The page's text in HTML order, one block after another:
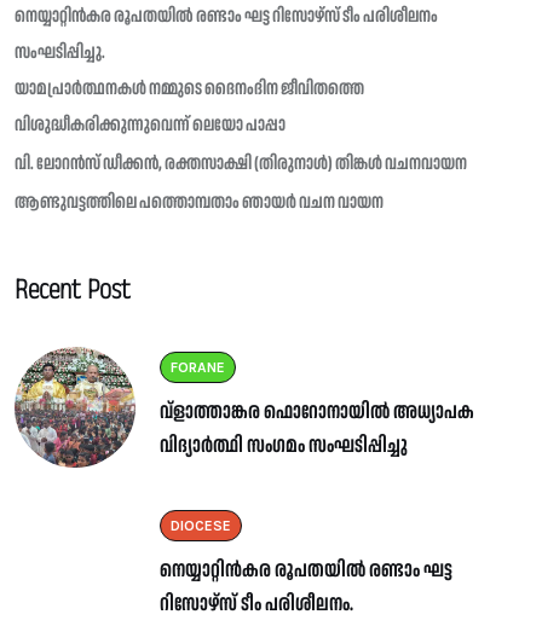
നെയ്യാറ്റിൻകര രൂപതയിൽ രണ്ടാം ഘട്ട റിസോഴ്സ് ടീം പരിശീലനം
സംഘടിപ്പിച്ചു.
യാമപ്രാർത്ഥനകൾ നമ്മുടെ ദൈനംദിന ജീവിതത്തെ
വിശുദ്ധീകരിക്കുന്നുവെന്ന് ലെയോ പാപ്പാ
വി. ലോറൻസ് ഡീക്കൻ, രക്തസാക്ഷി (തിരുനാൾ) തിങ്കൾ വചനവായന
ആണ്ടുവട്ടത്തിലെ പത്തൊമ്പതാം ഞായർ വചന വായന
Recent Post
FORANE
വ്ളാത്താങ്കര ഫൊറോനായിൽ അധ്യാപക
വിദ്യാർത്ഥി സംഗമം സംഘടിപ്പിച്ചു
DIOCESE
നെയ്യാറ്റിൻകര രൂപതയിൽ രണ്ടാം ഘട്ട
റിസോഴ്സ് ടീം പരിശീലനം.